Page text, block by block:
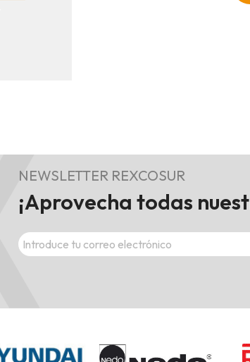
NEWSLETTER REXCOSUR
¡Aprovecha todas